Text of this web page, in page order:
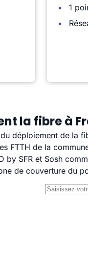
1
la fibre à
déploiement de la
FTTH de la
by SFR et Sosh
de couverture du